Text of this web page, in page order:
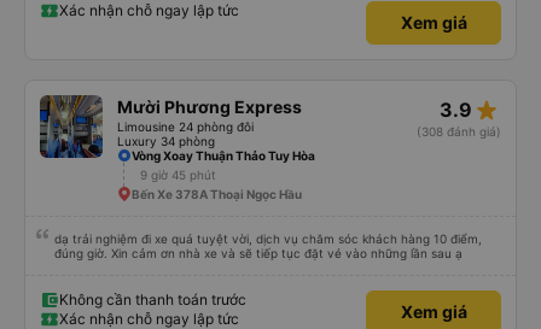
Xác nhận chỗ ngay lập tức
Xem giá
Mười Phương Express
Limousine 24 phòng đôi
Luxury 34 phòng
3.9 star_rate
(308 đánh giá)
Vòng Xoay Thuận Thảo Tuy Hòa
9 giờ 45 phút
Bến Xe 378A Thoại Ngọc Hầu
dạ trải nghiệm đi xe quá tuyệt vời, dịch vụ chăm sóc khách hàng 10 điểm,
đúng giờ. Xin cảm ơn nhà xe và sẽ tiếp tục đặt vé vào những lần sau ạ
Không cần thanh toán trước
Xác nhận chỗ ngay lập tức
Xem giá